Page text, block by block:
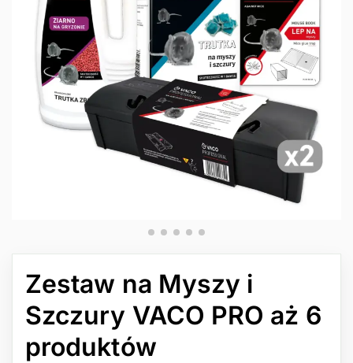
Zestaw na Myszy i
Szczury VACO PRO aż 6
produktów